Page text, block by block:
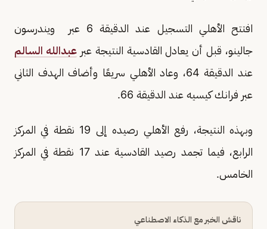
افتتح الأهلي التسجيل عند الدقيقة 6 عبر ويندرسون
جالينو، قبل أن يعادل القادسية النتيجة عبرعبدالله السالم
عند الدقيقة 64، وعاد الأهلي سريعًا وأضاف الهدف الثاني
عبر فرانك كيسيه عند الدقيقة 66.
وبهذه النتيجة، رفع الأهلي رصيده إلى 19 نقطة في المركز
الرابع، فيما تجمد رصيد القادسية عند 17 نقطة في المركز
الخامس.
ناقش الخبر مع الذكاء الاصطناعي